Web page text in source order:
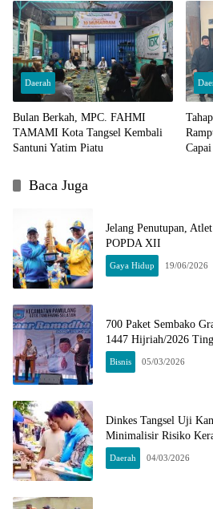
Daerah
Bulan Berkah, MPC. FAHMI
TAMAMI Kota Tangsel Kembali
Santuni Yatim Piatu
Baca Juga
Jelang Penutupan,
POPDA XII
Gaya Hidup 19/06/2026
700 Paket Sembako
1447 Hijriah/2026
Bisnis 05/03/2026
Dinkes Tangsel Uji
Minimalisir Risiko
Daerah 04/03/2026